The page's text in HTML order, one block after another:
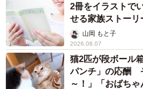
2冊をイラストで
せる家族ストーリ
山岡 もと子
2026.08.07
猫2匹が段ボール
パンチ」の応酬
～！」「おばち